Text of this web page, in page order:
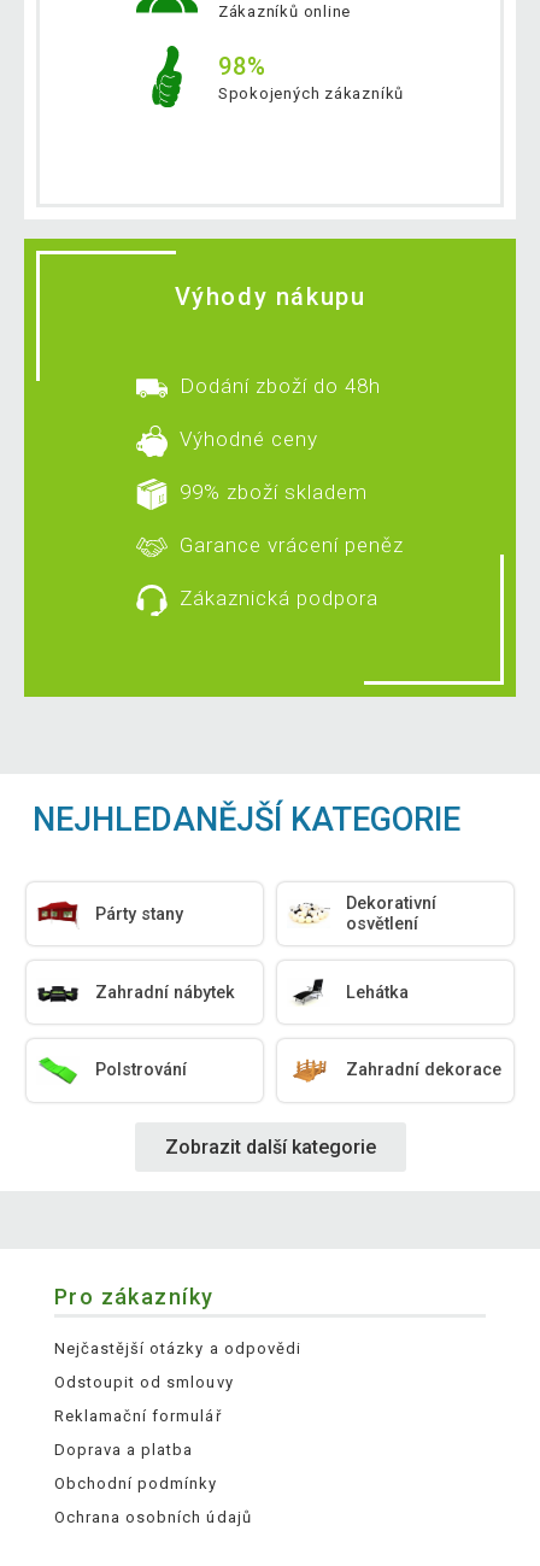
Zákazníků online
98%
Spokojených zákazníků
Výhody nákupu
Dodání zboží do 48h
Výhodné ceny
99% zboží skladem
Garance vrácení peněz
Zákaznická podpora
NEJHLEDANĚJŠÍ KATEGORIE
Párty stany
Dekorativní
osvětlení
Zahradní nábytek Lehátka
Polstrování Zahradní dekorace
Zobrazit další kategorie
Pro zákazníky
Nejčastější otázky a odpovědi
Odstoupit od smlouvy
Reklamační formulář
Doprava a platba
Obchodní podmínky
Ochrana osobních údajů